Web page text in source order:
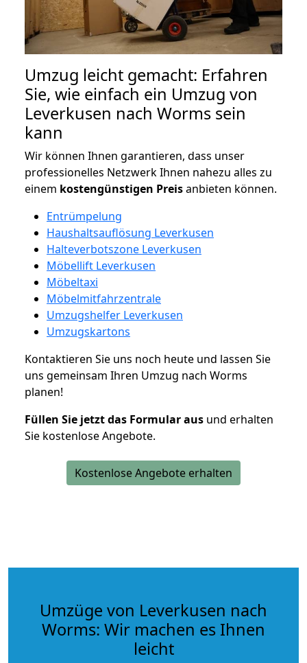
Umzug leicht gemacht: Erfahren
Sie, wie einfach ein Umzug von
Leverkusen nach Worms sein
kann
Wir können Ihnen garantieren, dass unser
professionelles Netzwerk Ihnen nahezu alles zu
einem kostengünstigen Preisanbieten können.
Entrümpelung
Haushaltsauflösung Leverkusen
Halteverbotszone Leverkusen
Möbellift Leverkusen
Möbeltaxi
Möbelmitfahrzentrale
Umzugshelfer Leverkusen
Umzugskartons
Kontaktieren Sie uns noch heute und lassen Sie
uns gemeinsam Ihren Umzug nach Worms
planen!
Füllen Sie jetzt das Formular aus und erhalten
Sie kostenlose Angebote.
Kostenlose Angebote erhalten
Umzüge von Leverkusen nach
Worms: Wir machen es Ihnen
leicht